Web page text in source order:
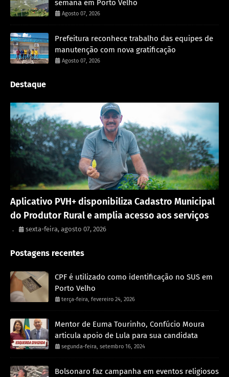
semana em Porto Velho
Agosto 07, 2026
Prefeitura reconhece trabalho das equipes de
manutenção com nova gratificação
Agosto 07, 2026
Destaque
Aplicativo PVH+ disponibiliza Cadastro Municipal
do Produtor Rural e amplia acesso aos serviços
. sexta-feira, agosto 07, 2026
Postagens recentes
CPF é utilizado como identificação no SUS em
Porto Velho
terça-feira, fevereiro 24, 2026
Mentor de Euma Tourinho, Confúcio Moura
articula apoio de Lula para sua candidata
segunda-feira, setembro 16, 2024
Bolsonaro faz campanha em eventos religiosos